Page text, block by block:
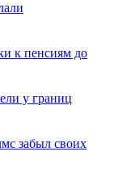
к пенсиям до
у границ
забыл своих